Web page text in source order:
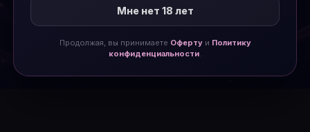
Мне нет 18 лет
Продолжая, вы принимаете Офертуи Политику
конфиденциальности.